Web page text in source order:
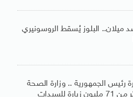
البلوز يُسقط الروسونيري
رئيس الجمهورية .. وزارة الصحة
تستقبل أكثر من 71 مليون زيارة للسيدات